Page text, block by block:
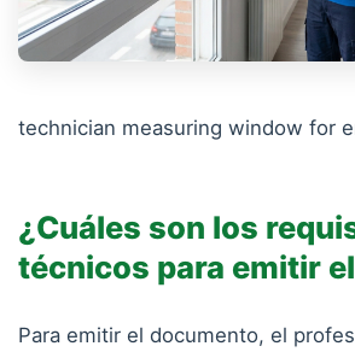
technician measuring window for
¿Cuáles son los
técnicos para emitir el
Para emitir el documento, el